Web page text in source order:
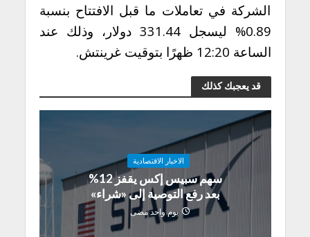
الشركة في تعاملات ما قبل الافتتاح بنسبة
0.89% ليسجل 331.44 دولار، وذلك عند
الساعة 12:20 ظهرًا بتوقيت غرينتش.
قد يعجبك كذلك
الاخبار الاقتصادية
سهم سبيس إكس يقفز 12%
بعد رفع التوصية إلى «شراء»
يوم واحد مضى